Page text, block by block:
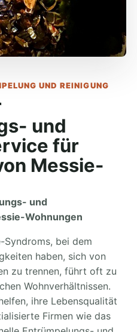
UND REINIGUNG
und
für
Messie-
und
Wohnungen
Syndroms, bei dem
haben, sich von
zu trennen, führt oft zu
Wohnverhältnissen.
ihre Lebensqualität
Firmen wie das